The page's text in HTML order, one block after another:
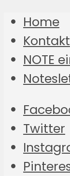
Home
Kontakt
NOTE
Twitter